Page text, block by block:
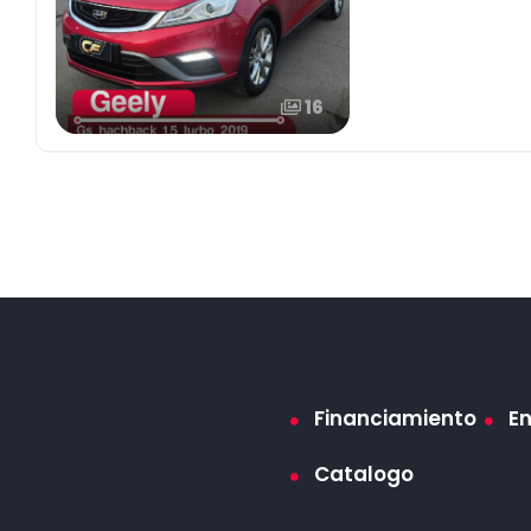
16
Financiamiento
Catalogo